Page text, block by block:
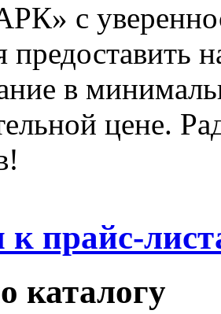
с
предоставить
в
цене.
к прайс-
каталогу